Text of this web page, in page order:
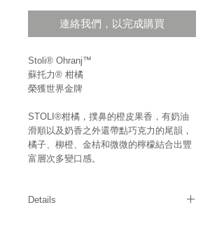
連絡我們，以完成購買
Stoli® Ohranj™
蘇托力® 柑橘
榮獲世界金牌
STOLI®柑橘，撲鼻的橙皮果香，有奶油
滑順以及奶香之外還帶點巧克力的尾韻，
橘子、柳橙、金桔和微微的檸檬結合出豐
富層次多變口感。
Details